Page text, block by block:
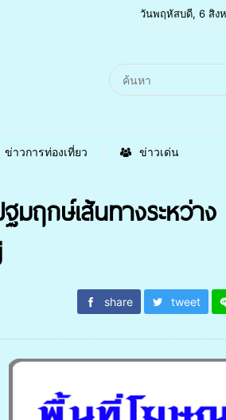
วันพฤหัสบดี, 6 สิง
ข่าวการท่องเที่ยว ข่าวเด่น
ฤกษ์เส้นทางระหว่าง
share tweet